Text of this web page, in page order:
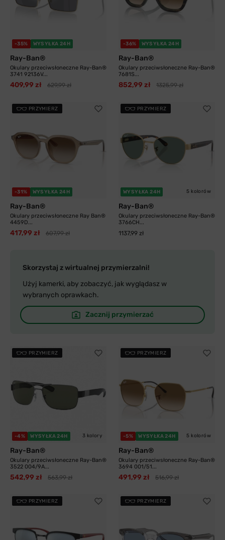
-35% WYSYŁKA 24H
Ray-Ban®
Okulary przeciwsłoneczne Ray-Ban®
3741 92136V...
409,99 zł 629,99 zł
-36% WYSYŁKA 24H
Ray-Ban®
Okulary przeciwsłoneczne Ray-Ban®
7681S...
852,99 zł 1325,99 zł
PRZYMIERZ
-31% WYSYŁKA 24H
Ray-Ban®
Okulary przeciwsłoneczne Ray Ban®
4459D...
417,99 zł 607,99 zł
PRZYMIERZ
WYSYŁKA 24H 5 kolorów
Ray-Ban®
Okulary przeciwsłoneczne Ray-Ban®
3766CH...
1137,99 zł
Skorzystaj z wirtualnej przymierzalni!
Użyj kamerki, aby zobaczyć, jak wyglądasz w
wybranych oprawkach.
Zacznij przymierzać
PRZYMIERZ
-4% WYSYŁKA 24H 3 kolory
Ray-Ban®
Okulary przeciwsłoneczne Ray-Ban®
3522 004/9A...
542,99 zł 563,99 zł
PRZYMIERZ
-5% WYSYŁKA 24H 5 kolorów
Ray-Ban®
Okulary przeciwsłoneczne Ray-Ban®
3694 001/51...
491,99 zł 516,99 zł
PRZYMIERZ PRZYMIERZ